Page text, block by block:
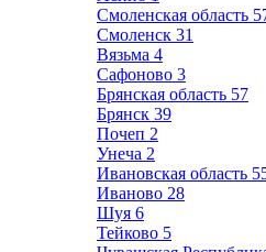
Смоленская область
Смоленск 31
Вязьма 4
Сафоново 3
Брянская область 57
Брянск 39
Почеп 2
Унеча 2
Ивановская область
Иваново 28
Шуя 6
Тейково 5